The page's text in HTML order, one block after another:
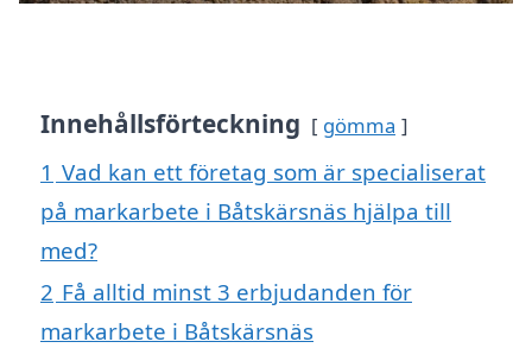
Innehållsförteckning gömma
1 Vad kan ett företag som är specialiserat
på markarbete i Båtskärsnäs hjälpa till
med?
2 Få alltid minst 3 erbjudanden för
markarbete i Båtskärsnäs